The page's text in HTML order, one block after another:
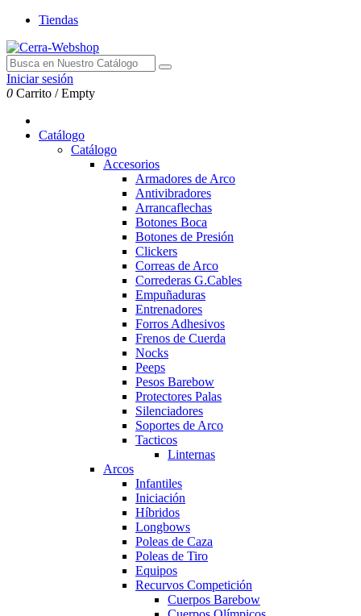
Tiendas
Iniciar sesión
0 Carrito /Empty
Catálogo
Catálogo
Accesorios
Armadores de Arco
Antivibradores
Arrancaflechas
Botones Boca
Botones de Presión
Clickers
Correas de Arco
Correderas G.Cables
Empuñaduras
Entrenadores
Forros Adhesivos
Frenos de Cuerda
Nocks
Peeps
Pesos Barebow
Protectores Palas
Silenciadores
Soportes de Arco
Tacticos
Linternas
Arcos
Infantiles
Iniciación
Híbridos
Longbows
Poleas de Caza
Poleas de Tiro
Equipos
Recurvos Competición
Cuerpos Barebow